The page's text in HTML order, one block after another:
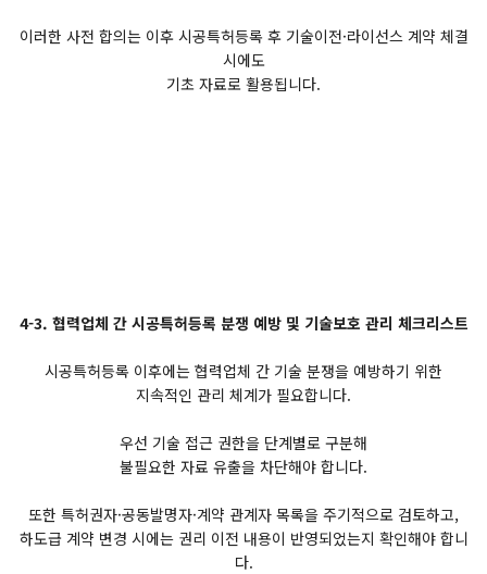
이러한 사전 합의는 이후 시공특허등록 후 기술이전·라이선스 계약 체결
시에도
기초 자료로 활용됩니다.
4-3. 협력업체 간 시공특허등록 분쟁 예방 및 기술보호 관리 체크리스트
시공특허등록 이후에는 협력업체 간 기술 분쟁을 예방하기 위한
지속적인 관리 체계가 필요합니다.
우선 기술 접근 권한을 단계별로 구분해
불필요한 자료 유출을 차단해야 합니다.
또한 특허권자·공동발명자·계약 관계자 목록을 주기적으로 검토하고,
하도급 계약 변경 시에는 권리 이전 내용이 반영되었는지 확인해야 합니
다.